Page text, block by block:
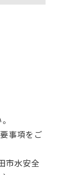
事項をご
市水安全